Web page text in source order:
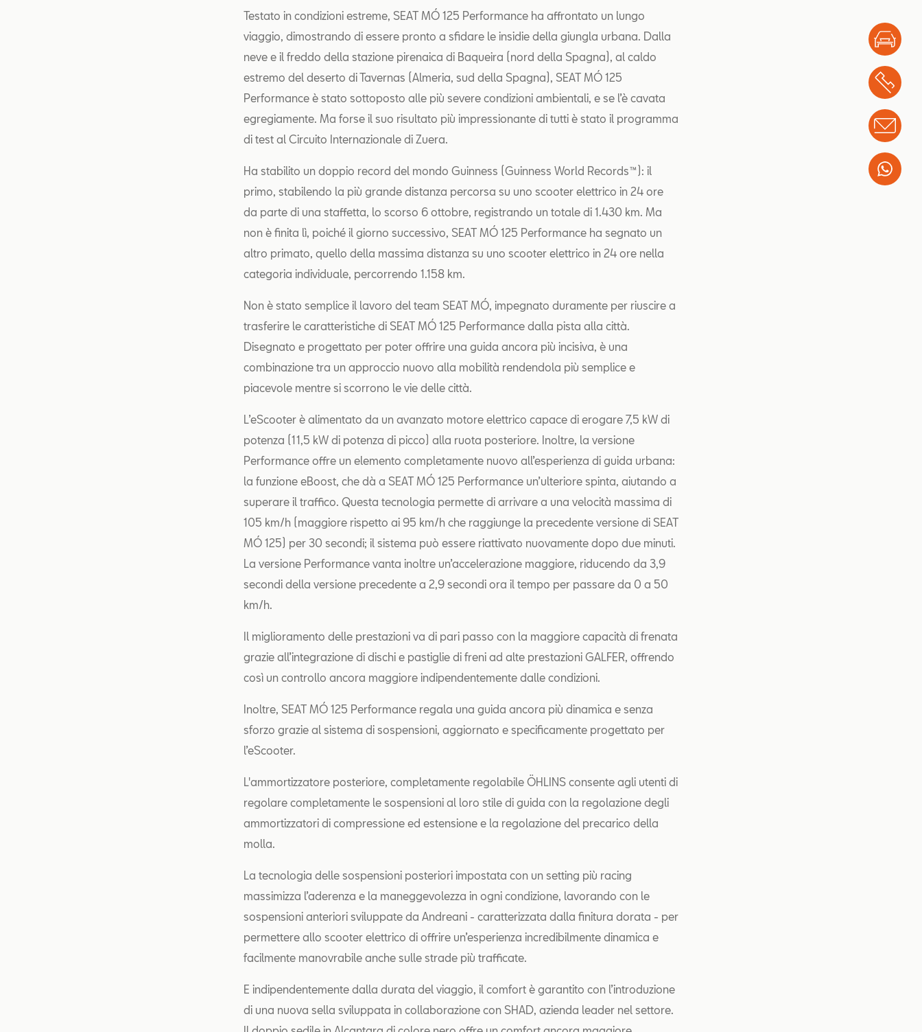
Testato in condizioni estreme, SEAT MÓ 125 Performance ha affrontato un lungo
viaggio, dimostrando di essere pronto a sfidare le insidie della giungla urbana. Dalla
neve e il freddo della stazione pirenaica di Baqueira (nord della Spagna), al caldo
estremo del deserto di Tavernas (Almeria, sud della Spagna), SEAT MÓ 125
Performance è stato sottoposto alle più severe condizioni ambientali, e se l’è cavata
egregiamente. Ma forse il suo risultato più impressionante di tutti è stato il programma
di test al Circuito Internazionale di Zuera.
Ha stabilito un doppio record del mondo Guinness (Guinness World Records™): il
primo, stabilendo la più grande distanza percorsa su uno scooter elettrico in 24 ore
da parte di una staffetta, lo scorso 6 ottobre, registrando un totale di 1.430 km. Ma
non è finita lì, poiché il giorno successivo, SEAT MÓ 125 Performance ha segnato un
altro primato, quello della massima distanza su uno scooter elettrico in 24 ore nella
categoria individuale, percorrendo 1.158 km.
Non è stato semplice il lavoro del team SEAT MÓ, impegnato duramente per riuscire a
trasferire le caratteristiche di SEAT MÓ 125 Performance dalla pista alla città.
Disegnato e progettato per poter offrire una guida ancora più incisiva, è una
combinazione tra un approccio nuovo alla mobilità rendendola più semplice e
piacevole mentre si scorrono le vie delle città.
L’eScooter è alimentato da un avanzato motore elettrico capace di erogare 7,5 kW di
potenza (11,5 kW di potenza di picco) alla ruota posteriore. Inoltre, la versione
Performance offre un elemento completamente nuovo all’esperienza di guida urbana:
la funzione eBoost, che dà a SEAT MÓ 125 Performance un’ulteriore spinta, aiutando a
superare il traffico. Questa tecnologia permette di arrivare a una velocità massima di
105 km/h (maggiore rispetto ai 95 km/h che raggiunge la precedente versione di SEAT
MÓ 125) per 30 secondi; il sistema può essere riattivato nuovamente dopo due minuti.
La versione Performance vanta inoltre un’accelerazione maggiore, riducendo da 3,9
secondi della versione precedente a 2,9 secondi ora il tempo per passare da 0 a 50
km/h.
Il miglioramento delle prestazioni va di pari passo con la maggiore capacità di frenata
grazie all’integrazione di dischi e pastiglie di freni ad alte prestazioni GALFER, offrendo
così un controllo ancora maggiore indipendentemente dalle condizioni.
Inoltre, SEAT MÓ 125 Performance regala una guida ancora più dinamica e senza
sforzo grazie al sistema di sospensioni, aggiornato e specificamente progettato per
l’eScooter.
L'ammortizzatore posteriore, completamente regolabile ÖHLINS consente agli utenti di
regolare completamente le sospensioni al loro stile di guida con la regolazione degli
ammortizzatori di compressione ed estensione e la regolazione del precarico della
molla.
La tecnologia delle sospensioni posteriori impostata con un setting più racing
massimizza l’aderenza e la maneggevolezza in ogni condizione, lavorando con le
sospensioni anteriori sviluppate da Andreani - caratterizzata dalla finitura dorata - per
permettere allo scooter elettrico di offrire un’esperienza incredibilmente dinamica e
facilmente manovrabile anche sulle strade più trafficate.
E indipendentemente dalla durata del viaggio, il comfort è garantito con l’introduzione
di una nuova sella sviluppata in collaborazione con SHAD, azienda leader nel settore.